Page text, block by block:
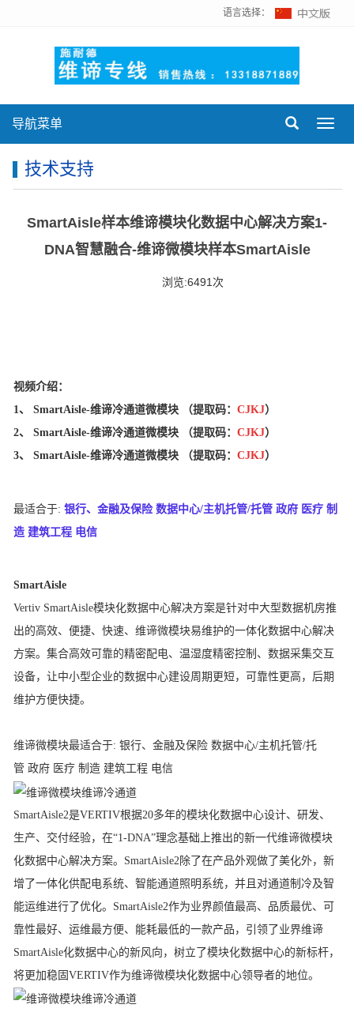
语言选择：
导航菜单
技术支持
SmartAisle样本维谛模块化数据中心解决方案1-
DNA智慧融合-维谛微模块样本SmartAisle
浏览:6491次
视频介绍：
1、 SmartAisle-维谛冷通道微模块 （提取码： CJKJ）
2、 SmartAisle-维谛冷通道微模块 （提取码： CJKJ）
3、 SmartAisle-维谛冷通道微模块 （提取码： CJKJ）
最适合于: 银行、金融及保险 数据中心/主机托管/托管 政府 医疗 制
造 建筑工程 电信
SmartAisle
Vertiv SmartAisle模块化数据中心解决方案是针对中大型数据机房推
出的高效、便捷、快速、 维谛微模块易维护的一体化数据中心解决
方案。集合高效可靠的精密配电、温湿度精密控制、数据采集交互
设备，让中小型企业的数据中心建设周期更短，可靠性更高，后期
维护方便快捷。
维谛微模块最适合于: 银行、金融及保险 数据中心/主机托管/托
管 政府 医疗 制造 建筑工程 电信
SmartAisle2是VERTIV根据20多年的模块化数据中心设计、研发、
生产、交付经验，在“1-DNA”理念基础上推出的新一代维谛微模块
化数据中心解决方案。SmartAisle2除了在产品外观做了美化外，新
增了一体化供配电系统、智能通道照明系统，并且对通道制冷及智
能运维进行了优化。SmartAisle2作为业界颜值最高、品质最优、可
靠性最好、运维最方便、能耗最低的一款产品，引领了业界维谛
SmartAisle化数据中心的新风向，树立了模块化数据中心的新标杆，
将更加稳固VERTIV作为维谛微模块化数据中心领导者的地位。